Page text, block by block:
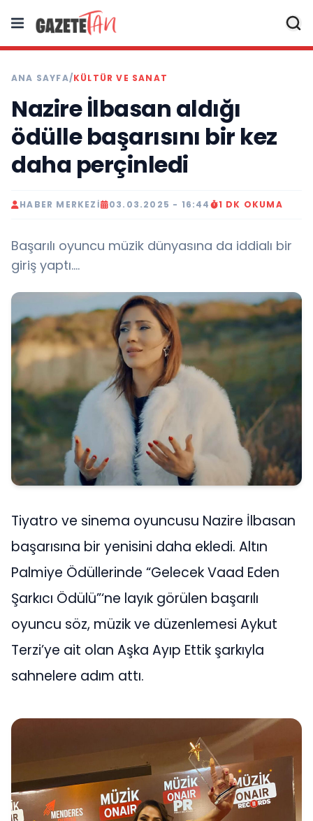
ANA SAYFA/KÜLTÜR VE SANAT
Nazire İlbasan aldığı
ödülle başarısını bir kez
daha perçinledi
HABER MERKEZI 03.03.2025 - 16:44 1 DK OKUMA
Başarılı oyuncu müzik dünyasına da iddialı bir
giriş yaptı....
Tiyatro ve sinema oyuncusu Nazire İlbasan
başarısına bir yenisini daha ekledi. Altın
Palmiye Ödüllerinde “Gelecek Vaad Eden
Şarkıcı Ödülü”‘ne layık görülen başarılı
oyuncu söz, müzik ve düzenlemesi Aykut
Terzi’ye ait olan Aşka Ayıp Ettik şarkıyla
sahnelere adım attı.